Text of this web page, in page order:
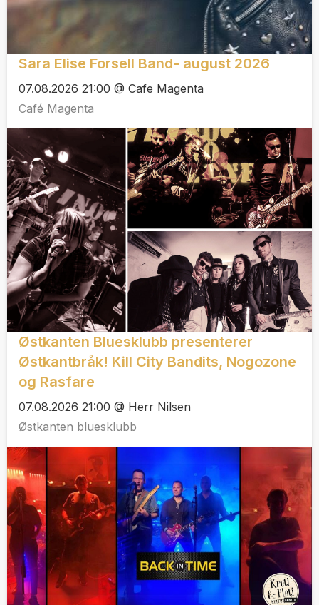
Sara Elise Forsell Band- august 2026
07.08.2026 21:00 @ Cafe Magenta
Café Magenta
Østkanten Bluesklubb presenterer
Østkantbråk! Kill City Bandits, Nogozone
og Rasfare
07.08.2026 21:00 @ Herr Nilsen
Østkanten bluesklubb